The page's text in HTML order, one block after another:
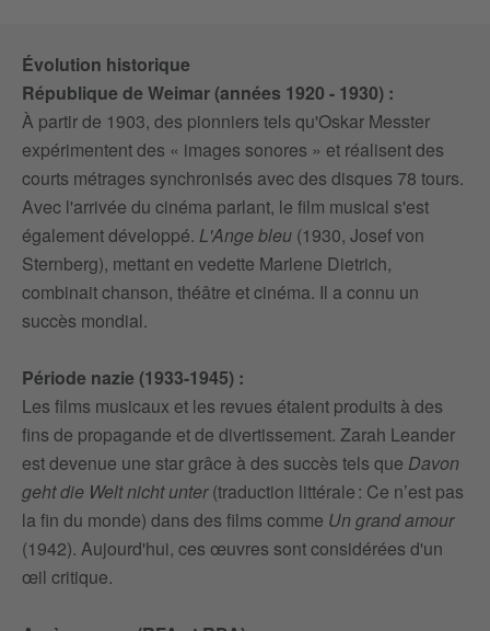
Évolution historique
République de Weimar (années 1920 - 1930) :
À partir de 1903, des pionniers tels qu'Oskar Messter
expérimentent des « images sonores » et réalisent des
courts métrages synchronisés avec des disques 78 tours.
Avec l'arrivée du cinéma parlant, le film musical s'est
également développé. L'Ange bleu (1930, Josef von
Sternberg), mettant en vedette Marlene Dietrich,
combinait chanson, théâtre et cinéma. Il a connu un
succès mondial.
Période nazie (1933-1945) :
Les films musicaux et les revues étaient produits à des
fins de propagande et de divertissement. Zarah Leander
est devenue une star grâce à des succès tels que Davon
geht die Welt nicht unter(traduction littérale : Ce n’est pas
la fin du monde) dans des films comme Un grand amour
(1942). Aujourd'hui, ces œuvres sont considérées d'un
œil critique.